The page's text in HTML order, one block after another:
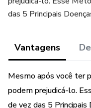
das 5 Principais
Vantagens
Mesmo após você ter
podem prejudicá-lo.
de vez das 5 Principais